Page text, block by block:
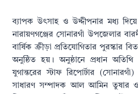
ব্যাপক উৎসাহ ও উদ্দীপনার মধ্য
নারায়ণগঞ্জের সোনারগাঁ উপজেলার
বার্ষিক ক্রীড়া প্রতিযোগিতার পুরস্কার
অনুষ্ঠিত হয়। অনুষ্ঠানে প্রধান
যুগান্তরের স্টাফ রিপোর্টার
সাধারণ সম্পাদক আল আমিন তুষার ও